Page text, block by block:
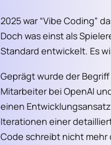
2025 war “Vibe Coding”
Doch was einst als
Standard entwickelt. Es
Geprägt wurde der
Mitarbeiter bei OpenAI
einen
Iterationen einer
Code schreibt nicht mehr